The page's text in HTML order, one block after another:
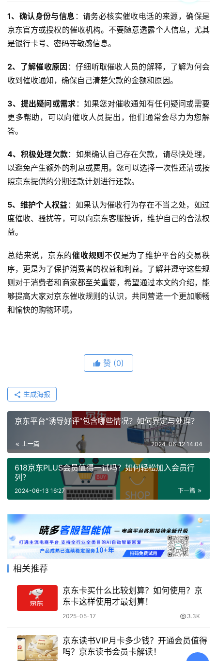
1、确认身份与信息 ：请务必核实催收电话的来源，确保是
京东官方或授权的催收机构。不要随意透露个人信息，尤其
是银行卡号、密码等敏感信息。
2、了解催收原因 ：仔细听取催收人员的解释，了解为何会
收到催收通知，确保自己清楚欠款的金额和原因。
3、提出疑问或需求 ：如果您对催收通知有任何疑问或需要
更多帮助，可以向催收人员提出，他们通常会尽力为您解
答。
4、积极处理欠款：如果确认自己存在欠款，请尽快处理，
以避免产生额外的利息或费用。您可以选择一次性还清或按
照京东提供的分期还款计划进行还款。
5、维护个人权益 ：如果认为催收行为存在不当之处，如过
度催收、骚扰等，可以向京东客服投诉，维护自己的合法权
益。
总结来说，京东的催收规则 不仅是为了维护平台的交易秩
序，更是为了保护消费者的权益和利益。了解并遵守这些规
则对于消费者和商家都至关重要，希望通过本文的介绍，能
够提高大家对京东催收规则的认识，共同营造一个更加顺畅
和愉快的购物环境。
赞 (0)
生成海报
京东平台“诱导好评”包含哪些情况？如何界定与处理？
上一篇 2024-06-12 14:04
618京东PLUS会员值得一试吗？如何轻松加入会员行
列？
下一篇
2024-06-13 16:27
相关推荐
京东卡买什么比较划算？如何使用？京
东卡这样使用才最划算！
2025-05-17 3.3K
京东读书VIP月卡多少钱？开通会员值得
吗？京东读书会员卡解读！